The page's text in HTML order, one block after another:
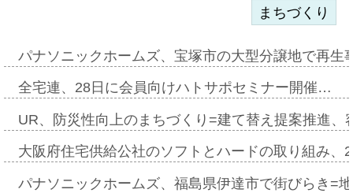
まちづくり
パナソニックホームズ、宝塚市の大型分譲地で再
全宅連、28日に会員向けハトサポセミナー開催…
UR、防災性向上のまちづくり=建て替え提案推進
大阪府住宅供給公社のソフトとハードの取り組み
パナソニックホームズ、福島県伊達市で街びらき=